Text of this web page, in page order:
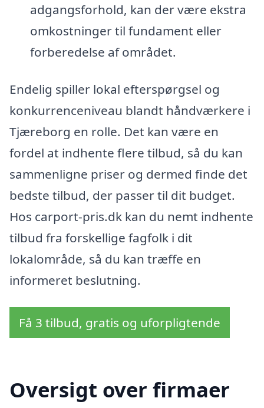
adgangsforhold, kan der være ekstra
omkostninger til fundament eller
forberedelse af området.
Endelig spiller lokal efterspørgsel og
konkurrenceniveau blandt håndværkere i
Tjæreborg en rolle. Det kan være en
fordel at indhente flere tilbud, så du kan
sammenligne priser og dermed finde det
bedste tilbud, der passer til dit budget.
Hos carport-pris.dk kan du nemt indhente
tilbud fra forskellige fagfolk i dit
lokalområde, så du kan træffe en
informeret beslutning.
Få 3 tilbud, gratis og uforpligtende
Oversigt over firmaer